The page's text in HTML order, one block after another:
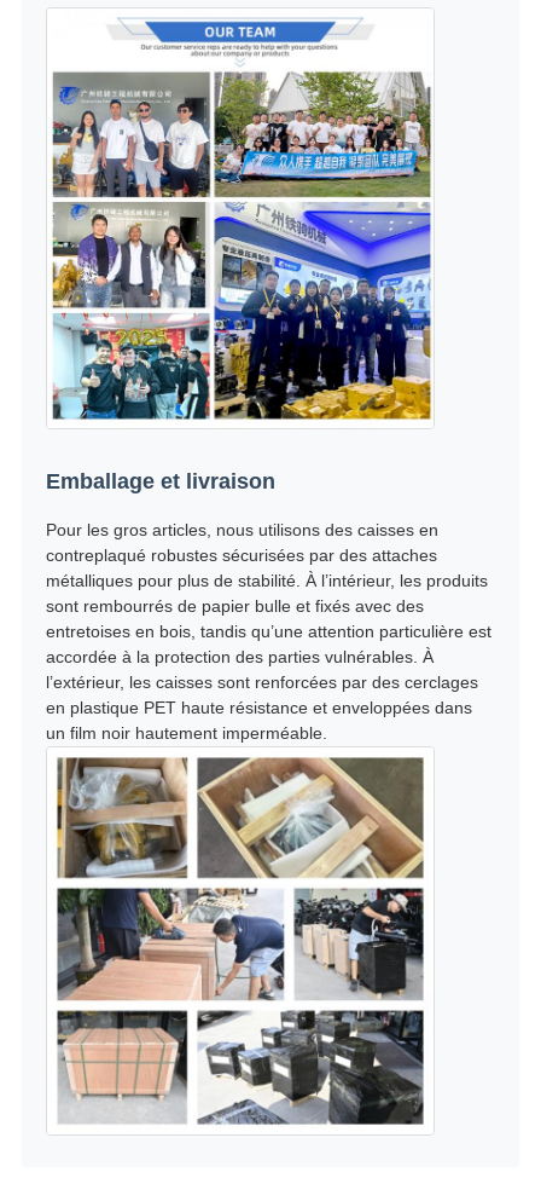
Emballage et livraison
Pour les gros articles, nous utilisons des caisses en
contreplaqué robustes sécurisées par des attaches
métalliques pour plus de stabilité. À l’intérieur, les produits
sont rembourrés de papier bulle et fixés avec des
entretoises en bois, tandis qu’une attention particulière est
accordée à la protection des parties vulnérables. À
l’extérieur, les caisses sont renforcées par des cerclages
en plastique PET haute résistance et enveloppées dans
un film noir hautement imperméable.